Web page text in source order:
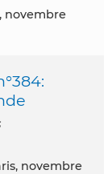
novembre